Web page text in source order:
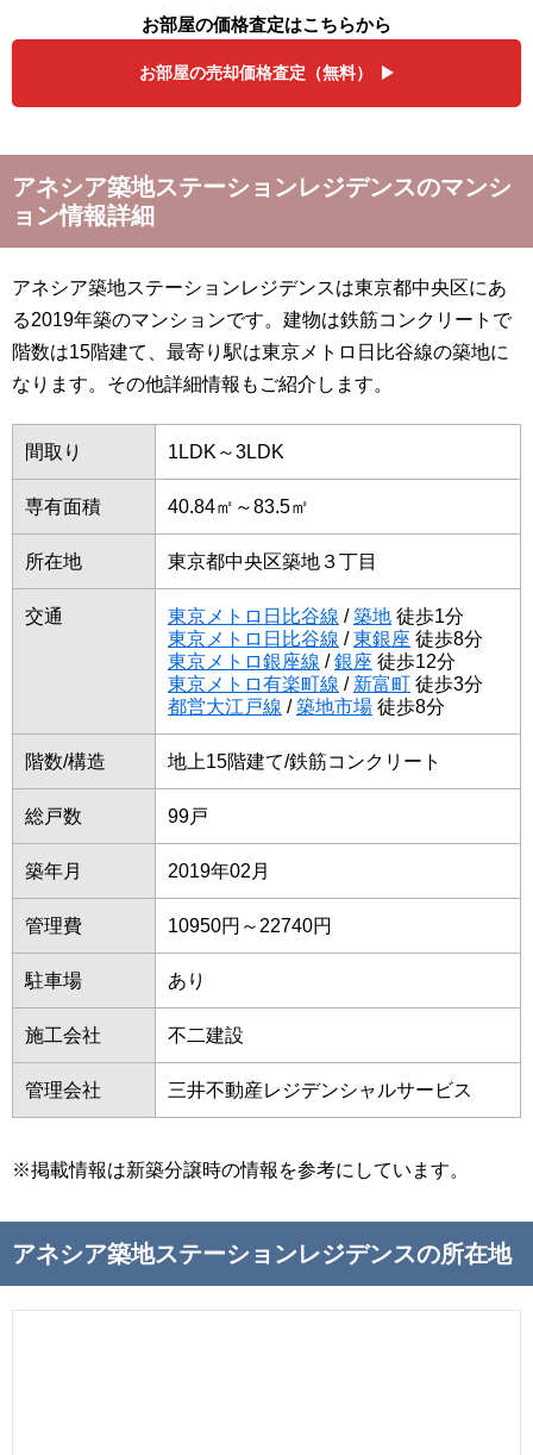
お部屋の価格査定はこちらから
お部屋の売却価格査定（無料）
アネシア築地ステーションレジデンスのマンシ
ョン情報詳細
アネシア築地ステーションレジデンスは東京都中央区にあ
る2019年築のマンションです。建物は鉄筋コンクリートで
階数は15階建て、最寄り駅は東京メトロ日比谷線の築地に
なります。その他詳細情報もご紹介します。
間取り 1LDK～3LDK
専有面積 40.84㎡～83.5㎡
所在地 東京都中央区築地３丁目
交通 東京メトロ日比谷線 /築地 徒歩1分
東京メトロ日比谷線 /東銀座 徒歩8分
東京メトロ銀座線 /銀座 徒歩12分
東京メトロ有楽町線 / 新富町 徒歩3分
都営大江戸線 /築地市場 徒歩8分
階数/構造 地上15階建て/鉄筋コンクリート
総戸数 99戸
築年月 2019年02月
管理費 10950円～22740円
駐車場 あり
施工会社 不二建設
管理会社 三井不動産レジデンシャルサービス
※掲載情報は新築分譲時の情報を参考にしています。
アネシア築地ステーションレジデンスの所在地